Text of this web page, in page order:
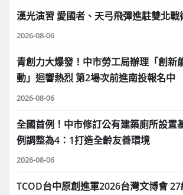
漢光演習 愛國者、天弓飛彈進駐雙北戰
2026-08-06
青創力大爆發！中市勞工局辦理「創新
動」迴響熱烈 第2場次前進南投報名中
2026-08-06
全國首例！中市修訂公有建築廁所設
例調整為4：1打造全齡友善環境
2026-08-06
TCOD台中原創進軍2026台灣文博會